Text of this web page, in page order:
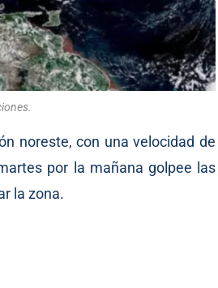
noreste, con una velocidad de
por la mañana golpee las
la zona.